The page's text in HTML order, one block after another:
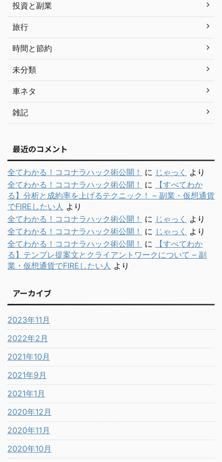
投資と副業
旅行
時間と節約
未分類
車ネタ
雑記
最近のコメント
全てわかる！ココナラハック術公開！ に じゃっく
より
全てわかる！ココナラハック術公開！
に
【すべてわか
る】分析と成約率を上げるテクニック！ – 副業・仮想通貨
でFIREしたい人 より
全てわかる！ココナラハック術公開！
に じゃっく
より
全てわかる！ココナラハック術公開！
に じゃっく
より
全てわかる！ココナラハック術公開！
に
【すべてわか
る】テンプレ提案文とクライアントワークについて – 副
業・仮想通貨でFIREしたい人 より
アーカイブ
2023年11月
2022年2月
2021年10月
2021年9月
2021年1月
2020年12月
2020年11月
2020年10月